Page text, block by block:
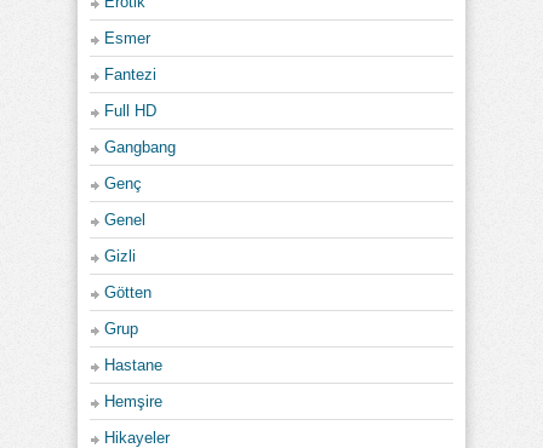
Esmer
Fantezi
Full HD
Gangbang
Genç
Genel
Gizli
Götten
Grup
Hastane
Hemşire
Hikayeler